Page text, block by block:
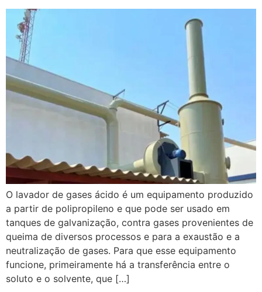
O lavador de gases ácido é um equipamento produzido
a partir de polipropileno e que pode ser usado em
tanques de galvanização, contra gases provenientes de
queima de diversos processos e para a exaustão e a
neutralização de gases. Para que esse equipamento
funcione, primeiramente há a transferência entre o
soluto e o solvente, que […]